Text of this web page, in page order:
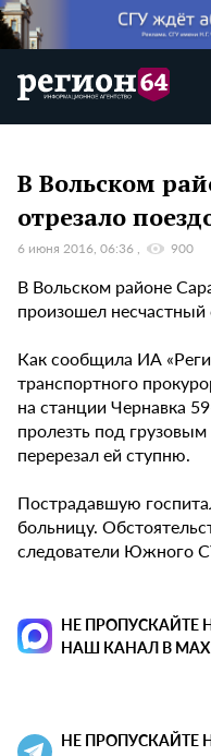
В Вольском
отрезало
6 июня 2016, 06:36 900
В Вольском районе
произошел
Как сообщила ИА
транспортного
на станции Чернавка
пролезть под
перерезал ей ступню.
Пострадавшую
больницу.
следователи Южного
НЕ ПРОПУСКАЙТЕ
НАШ КАНАЛ В MAX
НЕ ПРОПУСКАЙТЕ